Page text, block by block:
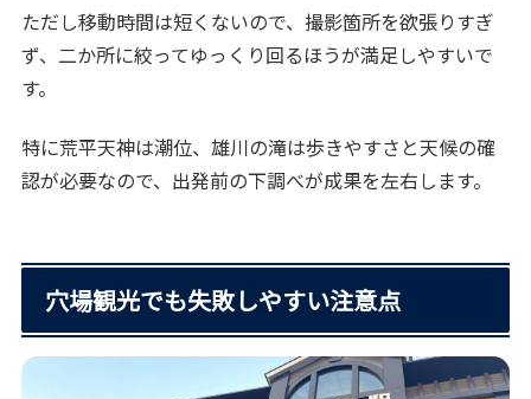
ただし移動時間は短くないので、撮影箇所を欲張りすぎ
ず、二か所に絞ってゆっくり回るほうが満足しやすいで
す。
特に荒平天神は潮位、雄川の滝は歩きやすさと天候の確
認が必要なので、出発前の下調べが成果を左右します。
穴場観光でも失敗しやすい注意点